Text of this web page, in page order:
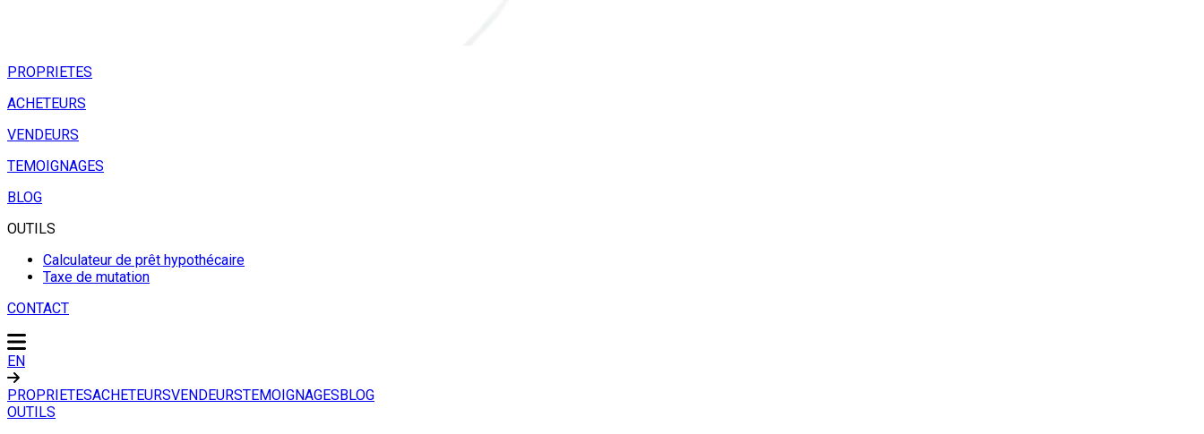
PROPRIETES
ACHETEURS
VENDEURS
TEMOIGNAGES
BLOG
OUTILS
Calculateur de prêt hypothécaire
Taxe de mutation
CONTACT
EN
PROPRIETESACHETEURSVENDEURSTEMOIGNAGESBLOG
OUTILS